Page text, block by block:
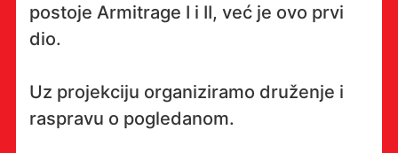
postoje Armitrage I i II, već je ovo prvi
dio.
Uz projekciju organiziramo druženje i
raspravu o pogledanom.